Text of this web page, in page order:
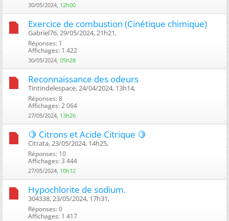
30/05/2024, 12h00
Exercice de combustion (Cinétique chimique)
Gabriel76, 29/05/2024, 21h21, ‎
Réponses: 1
Affichages: 1 422
30/05/2024, 05h28
Reconnaissance des odeurs
Tintindelespace, 24/04/2024, 13h14, ‎
Réponses: 8
Affichages: 2 064
27/05/2024, 13h26
🍋 Citrons et Acide Citrique 🍋
Citrata, 23/05/2024, 14h25, ‎
Réponses: 10
Affichages: 3 444
27/05/2024, 10h12
Hypochlorite de sodium.
304338, 23/05/2024, 17h31, ‎
Réponses: 0
Affichages: 1 417